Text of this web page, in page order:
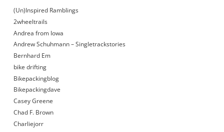
(Un)Inspired Ramblings
2wheeltrails
Andrea from Iowa
Andrew Schuhmann – Singletrackstories
Bernhard Em
bike drifting
Bikepackingblog
Bikepackingdave
Casey Greene
Chad F. Brown
Charliejorr